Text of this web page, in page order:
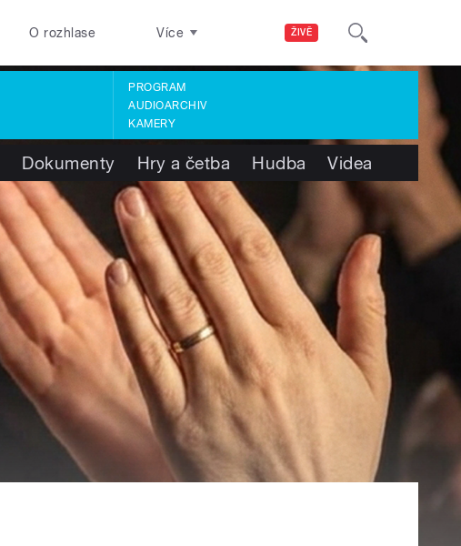
ŽIVĚ
O rozhlase Více
PROGRAM
AUDIOARCHIV
KAMERY
Dokumenty Hry a četba Hudba Videa